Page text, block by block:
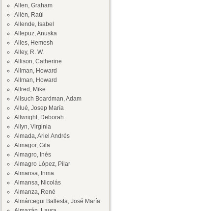
Allen, Graham
Allén, Raúl
Allende, Isabel
Allepuz, Anuska
Alles, Hemesh
Alley, R. W.
Allison, Catherine
Allman, Howard
Allman, Howard
Allred, Mike
Allsuch Boardman, Adam
Allué, Josep María
Allwright, Deborah
Allyn, Virginia
Almada, Ariel Andrés
Almagor, Gila
Almagro, Inés
Almagro López, Pilar
Almansa, Inma
Almansa, Nicolás
Almanza, René
Almárcegui Ballesta, José María